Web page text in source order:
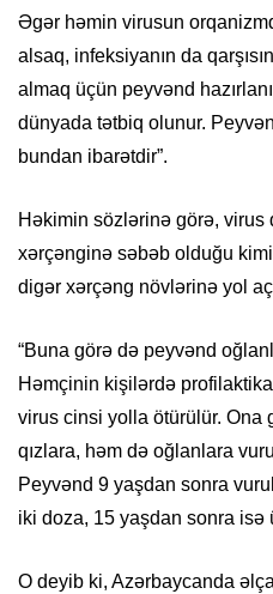
Əgər həmin virusun
alsaq, infeksiyanın da
almaq üçün peyvənd
dünyada tətbiq olunur.
bundan ibarətdir”.
Həkimin sözlərinə görə, virus
xərçənginə səbəb olduğu
digər xərçəng növlərinə yol
“Buna görə də peyvənd
Həmçinin kişilərdə
virus cinsi yolla ötürülür. Ona
qızlara, həm də oğlanlara
Peyvənd 9 yaşdan sonra
iki doza, 15 yaşdan sonra isə
O deyib ki, Azərbaycanda